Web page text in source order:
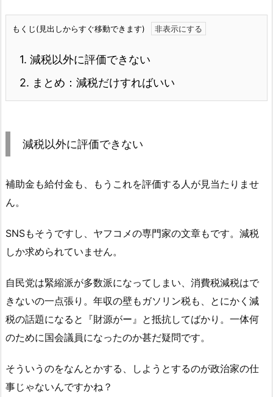
もくじ(見出しからすぐ移動できます)
1. 減税以外に評価できない
2. まとめ：減税だけすればいい
減税以外に評価できない
補助金も給付金も、もうこれを評価する人が見当たりませ
ん。
SNSもそうですし、ヤフコメの専門家の文章もです。減税
しか求められていません。
自民党は緊縮派が多数派になってしまい、消費税減税はで
きないの一点張り。年収の壁もガソリン税も、とにかく減
税の話題になると『財源がー』と抵抗してばかり。一体何
のために国会議員になったのか甚だ疑問です。
そういうのをなんとかする、しようとするのが政治家の仕
事じゃないんですかね？